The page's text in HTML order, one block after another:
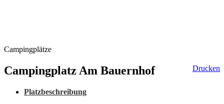
Campingplätze
Drucken
Campingplatz Am Bauernhof
Platzbeschreibung